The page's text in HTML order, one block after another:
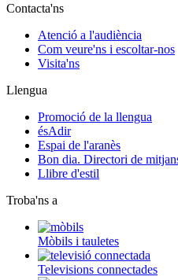
Contacta'ns
Atenció a l'audiència
Com veure'ns i escoltar-nos
Visita'ns
Llengua
Promoció de la llengua
ésAdir
Espai de l'aranès
Bon dia. Directori de
Llibre d'estil
Troba'ns a
Mòbils i tauletes
Televisions connectades